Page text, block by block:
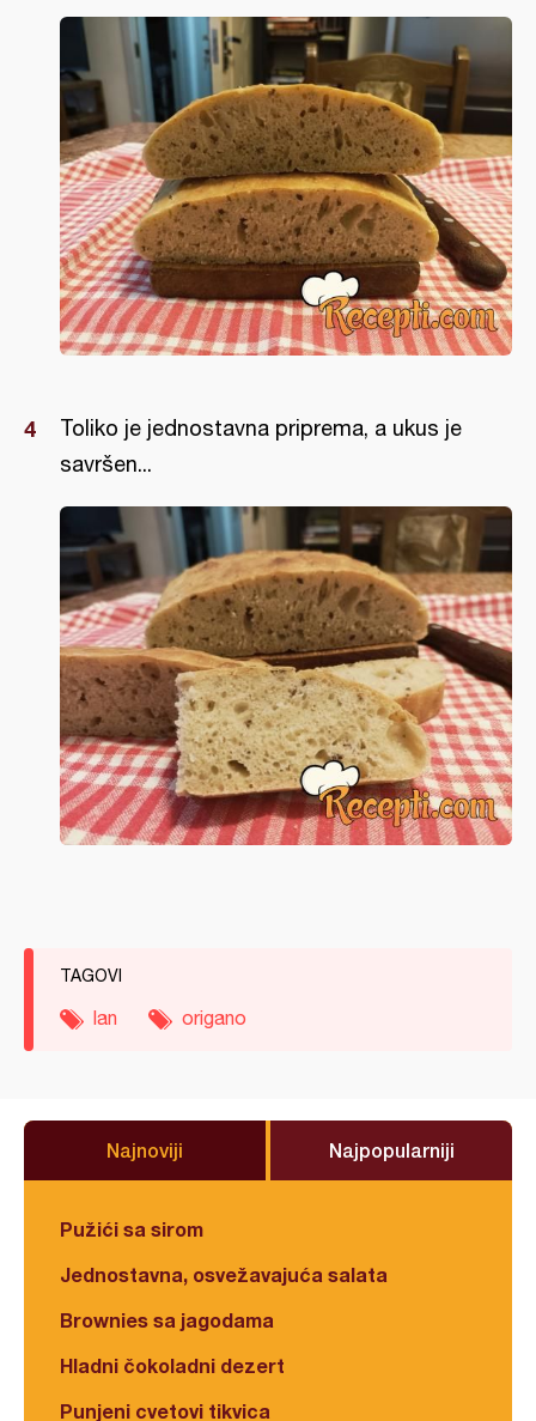
Toliko je jednostavna priprema, a ukus je
savršen...
TAGOVI
lan origano
Najnoviji Najpopularniji
Pužići sa sirom
Jednostavna, osvežavajuća salata
Brownies sa jagodama
Hladni čokoladni dezert
Punjeni cvetovi tikvica